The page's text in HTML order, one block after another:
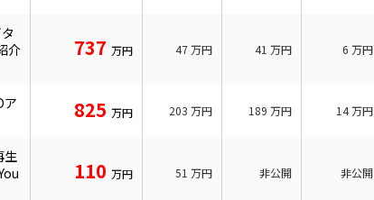
介
737 万円 47万円 41 万円 6 万円
ア
825 万円 203 万円 189 万円 14万円
生
110 万円 51 万円 非公開 非公開